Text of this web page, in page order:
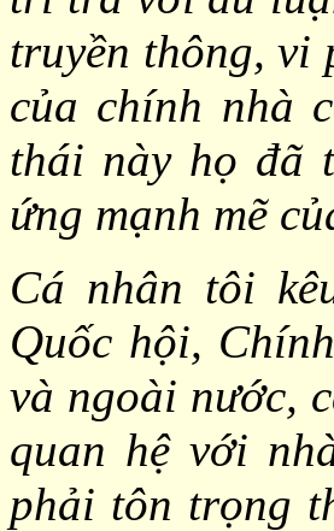
truyền thông, vi
của chính nhà
thái này họ đã
ứng mạnh mẽ
Cá nhân tôi
Quốc hội,
và ngoài nước,
quan hệ với
phải tôn trọng